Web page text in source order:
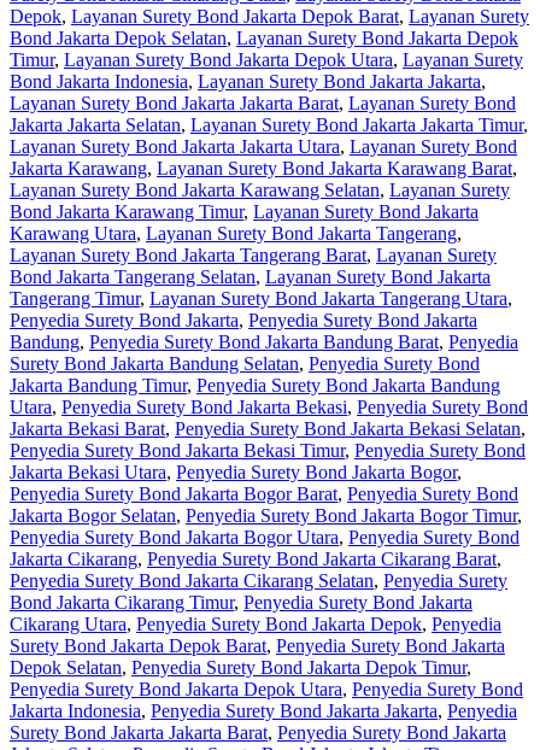
Depok, Layanan Surety Bond Jakarta Depok Barat, Layanan Surety
Bond Jakarta Depok Selatan, Layanan Surety Bond Jakarta Depok
Timur, Layanan Surety Bond Jakarta Depok Utara, Layanan Surety
Bond Jakarta Indonesia, Layanan Surety Bond Jakarta Jakarta,
Layanan Surety Bond Jakarta Jakarta Barat, Layanan Surety Bond
Jakarta Jakarta Selatan, Layanan Surety Bond Jakarta Jakarta Timur,
Layanan Surety Bond Jakarta Jakarta Utara, Layanan Surety Bond
Jakarta Karawang, Layanan Surety Bond Jakarta Karawang Barat,
Layanan Surety Bond Jakarta Karawang Selatan, Layanan Surety
Bond Jakarta Karawang Timur, Layanan Surety Bond Jakarta
Karawang Utara, Layanan Surety Bond Jakarta Tangerang,
Layanan Surety Bond Jakarta Tangerang Barat, Layanan Surety
Bond Jakarta Tangerang Selatan, Layanan Surety Bond Jakarta
Tangerang Timur, Layanan Surety Bond Jakarta Tangerang Utara,
Penyedia Surety Bond Jakarta, Penyedia Surety Bond Jakarta
Bandung, Penyedia Surety Bond Jakarta Bandung Barat, Penyedia
Surety Bond Jakarta Bandung Selatan, Penyedia Surety Bond
Jakarta Bandung Timur, Penyedia Surety Bond Jakarta Bandung
Utara, Penyedia Surety Bond Jakarta Bekasi, Penyedia Surety Bond
Jakarta Bekasi Barat, Penyedia Surety Bond Jakarta Bekasi Selatan,
Penyedia Surety Bond Jakarta Bekasi Timur, Penyedia Surety Bond
Jakarta Bekasi Utara, Penyedia Surety Bond Jakarta Bogor,
Penyedia Surety Bond Jakarta Bogor Barat, Penyedia Surety Bond
Jakarta Bogor Selatan, Penyedia Surety Bond Jakarta Bogor Timur,
Penyedia Surety Bond Jakarta Bogor Utara, Penyedia Surety Bond
Jakarta Cikarang, Penyedia Surety Bond Jakarta Cikarang Barat,
Penyedia Surety Bond Jakarta Cikarang Selatan, Penyedia Surety
Bond Jakarta Cikarang Timur, Penyedia Surety Bond Jakarta
Cikarang Utara, Penyedia Surety Bond Jakarta Depok, Penyedia
Surety Bond Jakarta Depok Barat, Penyedia Surety Bond Jakarta
Depok Selatan, Penyedia Surety Bond Jakarta Depok Timur,
Penyedia Surety Bond Jakarta Depok Utara, Penyedia Surety Bond
Jakarta Indonesia, Penyedia Surety Bond Jakarta Jakarta, Penyedia
Surety Bond Jakarta Jakarta Barat, Penyedia Surety Bond Jakarta